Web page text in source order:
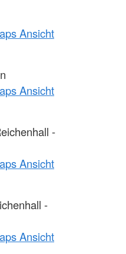
Ansicht
Ansicht
-
Ansicht
-
Ansicht